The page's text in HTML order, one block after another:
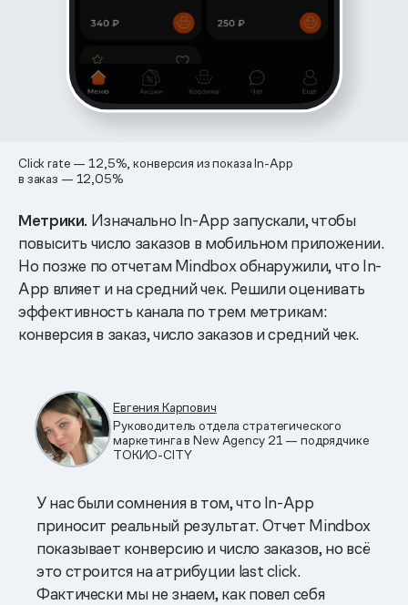
Click rate — 12,5%, конверсия из показа In-App
в заказ — 12,05%
Метрики. Изначально In-App запускали, чтобы
повысить число заказов в мобильном приложении.
Но позже по отчетам Mindbox обнаружили, что In-
App влияет и на средний чек. Решили оценивать
эффективность канала по трем метрикам:
конверсия в заказ, число заказов и средний чек.
Евгения Карпович
Руководитель отдела стратегического
маркетинга в New Agency 21 — подрядчике
ТОКИО-CITY
У нас были сомнения в том, что In-App
приносит реальный результат. Отчет Mindbox
показывает конверсию и число заказов, но всё
это строится на атрибуции last click.
Фактически мы не знаем, как повел себя